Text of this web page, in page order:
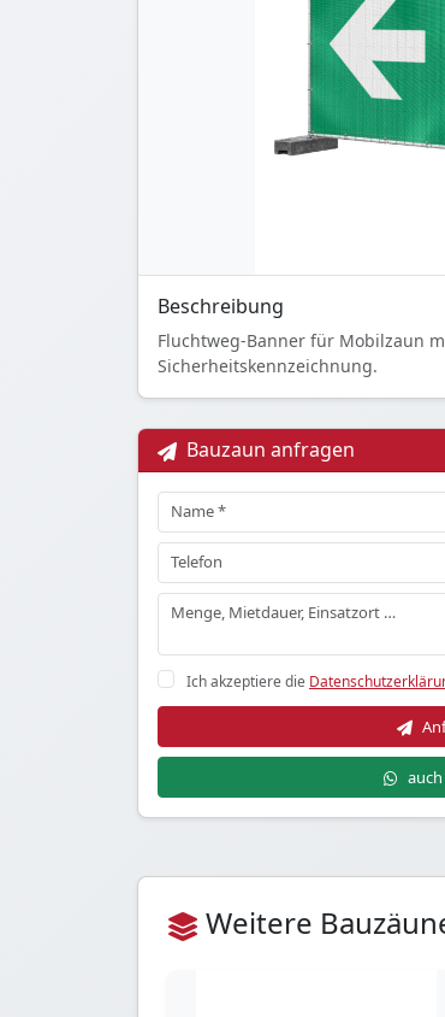
Beschreibung
Fluchtweg-Banner für Mobilzaun
Sicherheitskennzeichnung.
Bauzaun anfragen
Ich akzeptiere die
Weitere